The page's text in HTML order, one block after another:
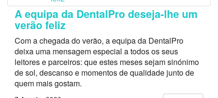
A equipa da DentalPro deseja-lhe um
verão feliz
Com a chegada do verão, a equipa da DentalPro
deixa uma mensagem especial a todos os seus
leitores e parceiros: que estes meses sejam sinónimo
de sol, descanso e momentos de qualidade junto de
quem mais gostam.